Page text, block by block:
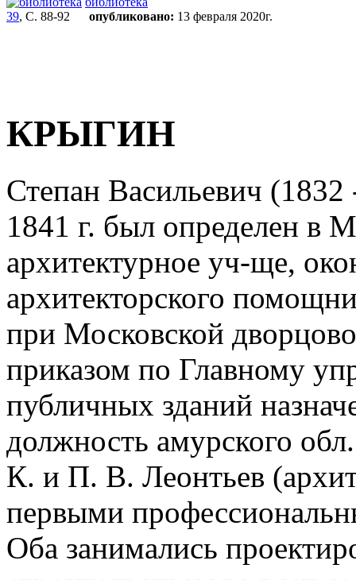
39, С. 88-92 опубликовано: 13 февраля 2020г.
КРЫГИН
Степан Васильевич
1841 г. был определен в
архитектурное уч-ще,
архитекторского
при Московской
приказом по Главному
публичных зданий
должность амурского
К. и П. В. Леонтьев
первыми
Оба занимались